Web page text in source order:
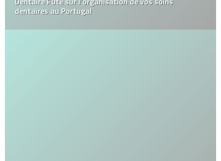
dentaires au Portugal